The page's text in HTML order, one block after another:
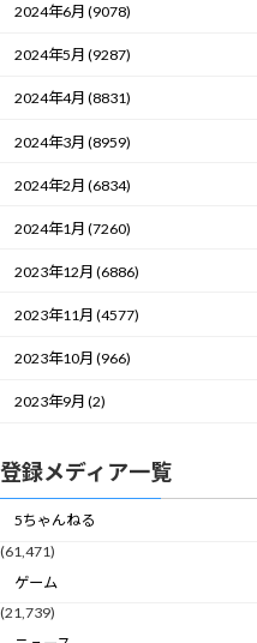
2024年6月 (9078)
2024年5月 (9287)
2024年4月 (8831)
2024年3月 (8959)
2024年2月 (6834)
2024年1月 (7260)
2023年12月 (6886)
2023年11月 (4577)
2023年10月 (966)
2023年9月 (2)
登録メディア一覧
5ちゃんねる
(61,471)
ゲーム
(21,739)